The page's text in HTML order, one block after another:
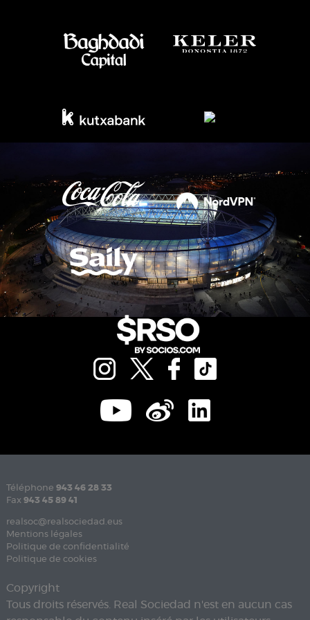
Téléphone 943 46 28 33
Fax 943 45 89 41
realsoc@realsociedad.eus
Mentions légales
Politique de confidentialité
Politique de cookies
Copyright
Tous droits réservés. Real Sociedad n'est en aucun cas